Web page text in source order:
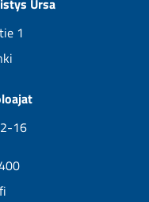
Ursa
1
16